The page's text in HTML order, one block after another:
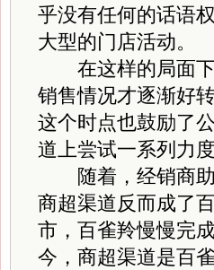
乎没有任何的话语
大型的门店活动。
在这样的局面下
销售情况才逐渐好
这个时点也鼓励了
道上尝试一系列力
随着，经销商助
商超渠道反而成了
市，百雀羚慢慢完
今，商超渠道是百